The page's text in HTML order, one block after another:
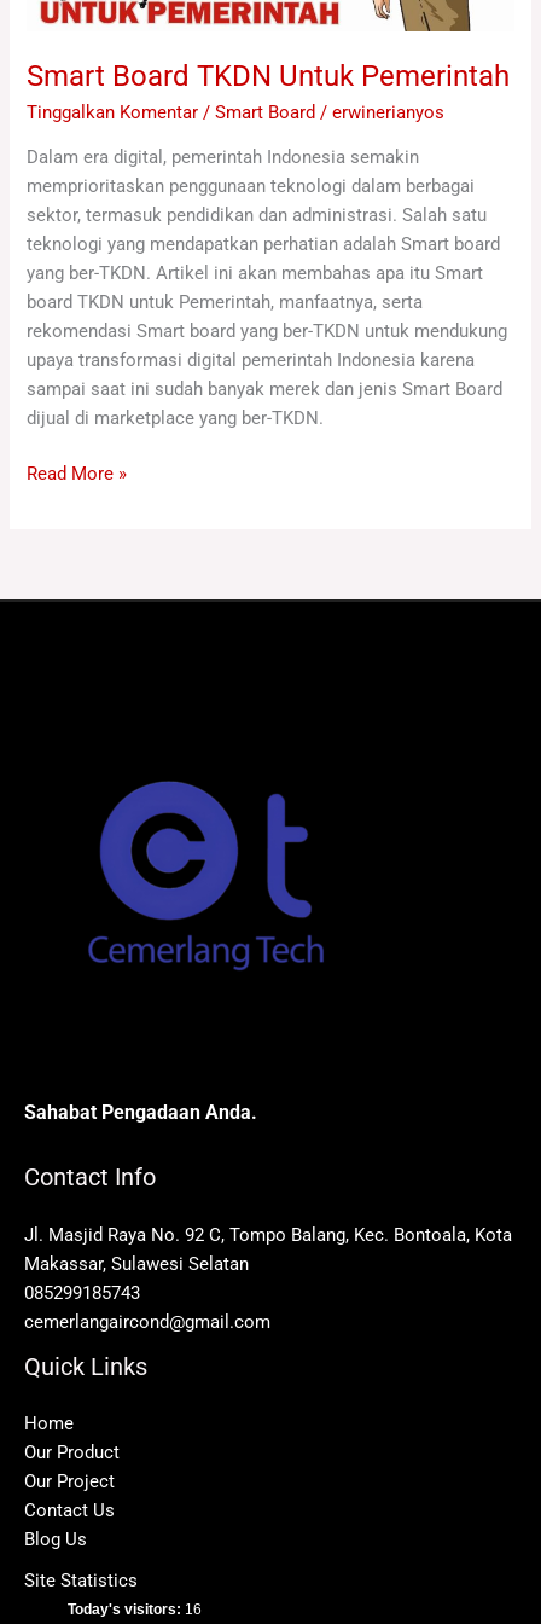
Smart Board TKDN Untuk Pemerintah
Tinggalkan Komentar /Smart Board /erwinerianyos
Dalam era digital, pemerintah Indonesia semakin
memprioritaskan penggunaan teknologi dalam berbagai
sektor, termasuk pendidikan dan administrasi. Salah satu
teknologi yang mendapatkan perhatian adalah Smart board
yang ber-TKDN. Artikel ini akan membahas apa itu Smart
board TKDN untuk Pemerintah, manfaatnya, serta
rekomendasi Smart board yang ber-TKDN untuk mendukung
upaya transformasi digital pemerintah Indonesia karena
sampai saat ini sudah banyak merek dan jenis Smart Board
dijual di marketplace yang ber-TKDN.
Read More »
Sahabat Pengadaan Anda.
Contact Info
Jl. Masjid Raya No. 92 C, Tompo Balang, Kec. Bontoala, Kota
Makassar, Sulawesi Selatan
085299185743
cemerlangaircond@gmail.com
Quick Links
Home
Our Product
Our Project
Contact Us
Blog Us
Site Statistics
Today's visitors: 16